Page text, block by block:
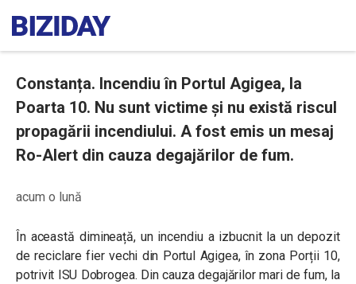
Constanța. Incendiu în Portul Agigea, la
Poarta 10. Nu sunt victime și nu există riscul
propagării incendiului. A fost emis un mesaj
Ro-Alert din cauza degajărilor de fum.
acum o lună
În această dimineață, un incendiu a izbucnit la un depozit
de reciclare fier vechi din Portul Agigea, în zona Porții 10,
potrivit ISU Dobrogea. Din cauza degajărilor mari de fum, la